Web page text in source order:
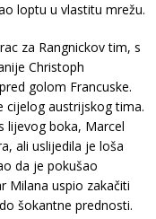
loptu u vlastitu mrežu.
za Rangnickov tim, s
Christoph
golom Francuske.
cijelog austrijskog tima.
lijevog boka, Marcel
ali uslijedila je loša
da je pokušao
Milana uspio zakačiti
šokantne prednosti.